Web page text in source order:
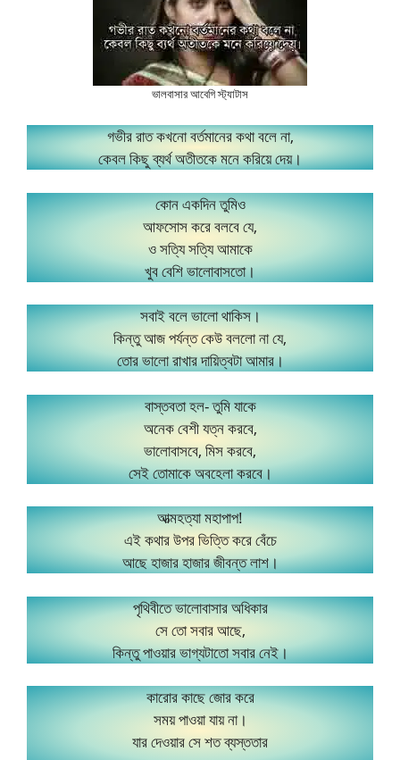
ভালবাসার আবেগি স্ট্যাটাস
গভীর রাত কখনো বর্তমানের কথা বলে না,
কেবল কিছু ব্যর্থ অতীতকে মনে করিয়ে দেয়।
কোন একদিন তুমিও
আফসোস করে বলবে যে,
ও সত্যি সত্যি আমাকে
খুব বেশি ভালোবাসতো।
সবাই বলে ভালো থাকিস।
কিন্তু আজ পর্যন্ত কেউ বললো না যে,
তোর ভালো রাখার দায়িত্বটা আমার।
বাস্তবতা হল- তুমি যাকে
অনেক বেশী যত্ন করবে,
ভালোবাসবে, মিস করবে,
সেই তোমাকে অবহেলা করবে।
আত্মহত্যা মহাপাপ!
এই কথার উপর ভিত্তি করে বেঁচে
আছে হাজার হাজার জীবন্ত লাশ।
পৃথিবীতে ভালোবাসার অধিকার
সে তো সবার আছে,
কিন্তু পাওয়ার ভাগ্যটাতো সবার নেই।
কারোর কাছে জোর করে
সময় পাওয়া যায় না।
যার দেওয়ার সে শত ব্যস্ততার